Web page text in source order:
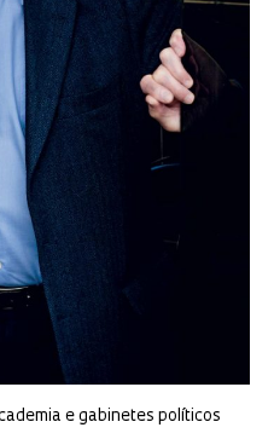
e gabinetes políticos